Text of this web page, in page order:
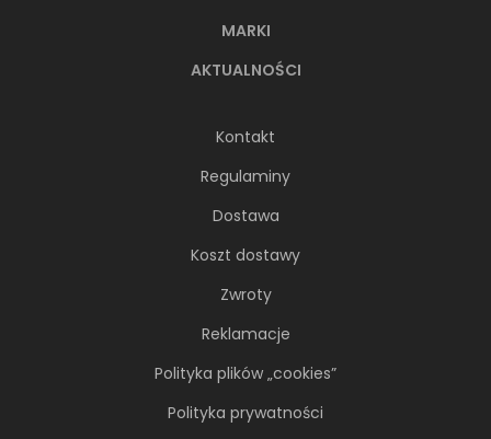
MARKI
AKTUALNOŚCI
Kontakt
Regulaminy
Dostawa
Koszt dostawy
Zwroty
Reklamacje
Polityka plików „cookies”
Polityka prywatności